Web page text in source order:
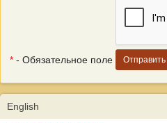
* - Обязательное поле
English